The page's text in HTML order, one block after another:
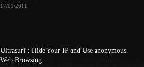
17/01/2011
Ultrasurf : Hide Your IP and Use anonymous
Web Browsing